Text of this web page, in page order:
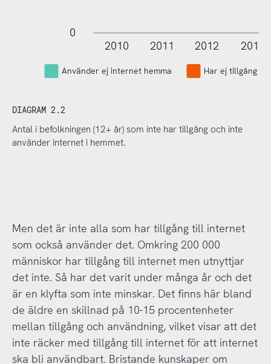
0
2010 2011 2012 2013
Använder ej internet hemma Har ej tillgång
DIAGRAM 2.2
Antal i befolkningen (12+ år) som inte har tillgång och inte
använder internet i hemmet.
Men det är inte alla som har tillgång till internet
som också använder det. Omkring 200 000
människor har tillgång till internet men utnyttjar
det inte. Så har det varit under många år och det
är en klyfta som inte minskar. Det finns här bland
de äldre en skillnad på 10-15 procentenheter
mellan tillgång och användning, vilket visar att det
inte räcker med tillgång till internet för att internet
ska bli användbart. Bristande kunskaper om